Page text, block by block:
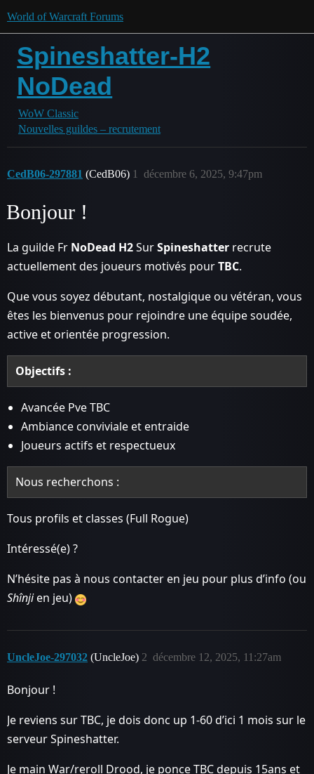
World of Warcraft Forums
Spineshatter-H2
NoDead
WoW Classic
Nouvelles guildes – recrutement
CedB06-297881 (CedB06) décembre 6, 2025, 9:47pm
1
Bonjour !
La guilde Fr NoDead H2SurSpineshatter recrute
actuellement des joueurs motivés pourTBC.
Que vous soyez débutant, nostalgique ou vétéran, vous
êtes les bienvenus pour rejoindre une équipe soudée,
active et orientée progression.
Objectifs :
Avancée Pve TBC
Ambiance conviviale et entraide
Joueurs actifs et respectueux
Nous recherchons :
Tous profils et classes (Full Rogue)
Intéressé(e) ?
N’hésite pas à nous contacter en jeu pour plus d’info (ou
Shînjien jeu)
UncleJoe-297032 (UncleJoe) décembre 12, 2025, 11:27am
2
Bonjour !
Je reviens sur TBC, je dois donc up 1-60 d’ici 1 mois sur le
serveur Spineshatter.
Je main War/reroll Drood, je ponce TBC depuis 15ans et